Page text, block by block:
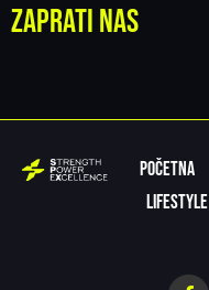
Zaprati nas
Početna
Lifestyle